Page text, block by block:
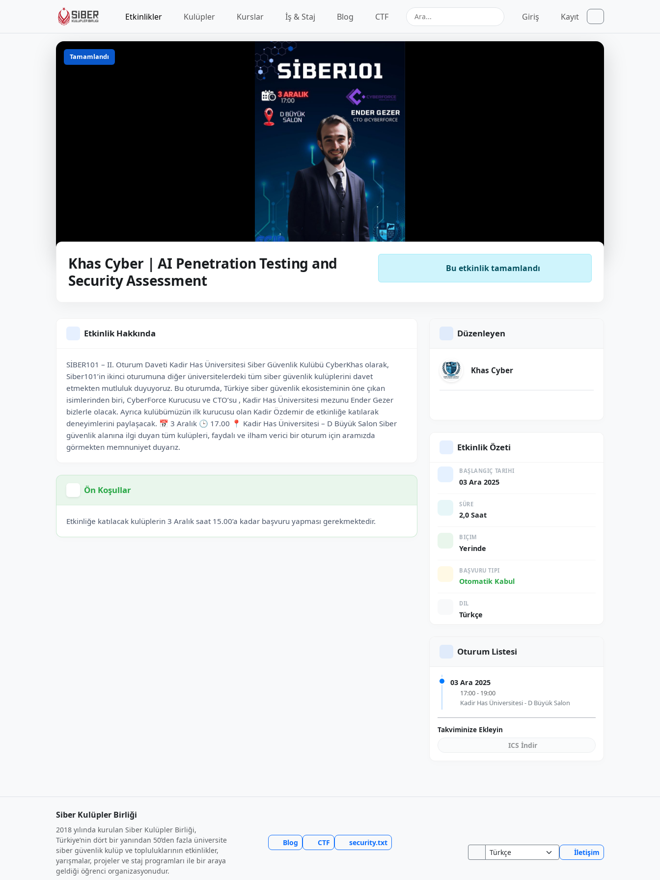
Etkinlikler Kulüpler Kurslar İş & Staj Blog CTF Giriş Kayıt
Tamamlandı
Khas Cyber | AI Penetration Testing and
Security Assessment
Bu etkinlik tamamlandı
Etkinlik Hakkında
SİBER101 – II. Oturum Daveti Kadir Has Üniversitesi Siber Güvenlik Kulübü CyberKhas olarak,
Siber101’in ikinci oturumuna diğer üniversitelerdeki tüm siber güvenlik kulüplerini davet
etmekten mutluluk duyuyoruz. Bu oturumda, Türkiye siber güvenlik ekosisteminin öne çıkan
isimlerinden biri, CyberForce Kurucusu ve CTO’su , Kadir Has Üniversitesi mezunu Ender Gezer
bizlerle olacak. Ayrıca kulübümüzün ilk kurucusu olan Kadir Özdemir de etkinliğe katılarak
deneyimlerini paylaşacak. 📅 3 Aralık 🕒 17.00 📍 Kadir Has Üniversitesi – D Büyük Salon Siber
güvenlik alanına ilgi duyan tüm kulüpleri, faydalı ve ilham verici bir oturum için aramızda
görmekten memnuniyet duyarız.
Ön Koşullar
Etkinliğe katılacak kulüplerin 3 Aralık saat 15.00’a kadar başvuru yapması gerekmektedir.
Düzenleyen
Khas Cyber
Etkinlik Özeti
BAŞLANGIÇ TARIHI
03 Ara 2025
SÜRE
2,0 Saat
BIÇIM
Yerinde
BAŞVURU TIPI
Otomatik Kabul
DIL
Türkçe
Oturum Listesi
03 Ara 2025
17:00 - 19:00
Kadir Has Üniversitesi - D Büyük Salon
Takviminize Ekleyin
ICS İndir
Siber Kulüpler Birliği
2018 yılında kurulan Siber Kulüpler Birliği,
Türkiye’nin dört bir yanından 50’den fazla üniversite
siber güvenlik kulüp ve topluluklarının etkinlikler,
yarışmalar, projeler ve staj programları ile bir araya
geldiği öğrenci organizasyonudur.
Blog CTF
security.txt
İletişim